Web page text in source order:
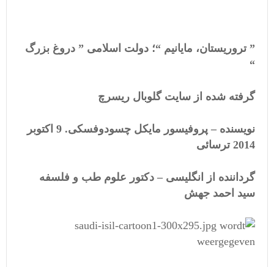
” تروریستان، مایانیم “؛ دولت اسلامی ” دروغ بزرگ
“
گرفته شده از سایت گلوبال ریسرچ
نویسنده – پروفیسور مایکل چسودوفسکی. 9 اکتوبر
2014 ترسائی
گرداننده از انگلیسی – دکتور علوم طب و فلسفه
سید احمد جهش